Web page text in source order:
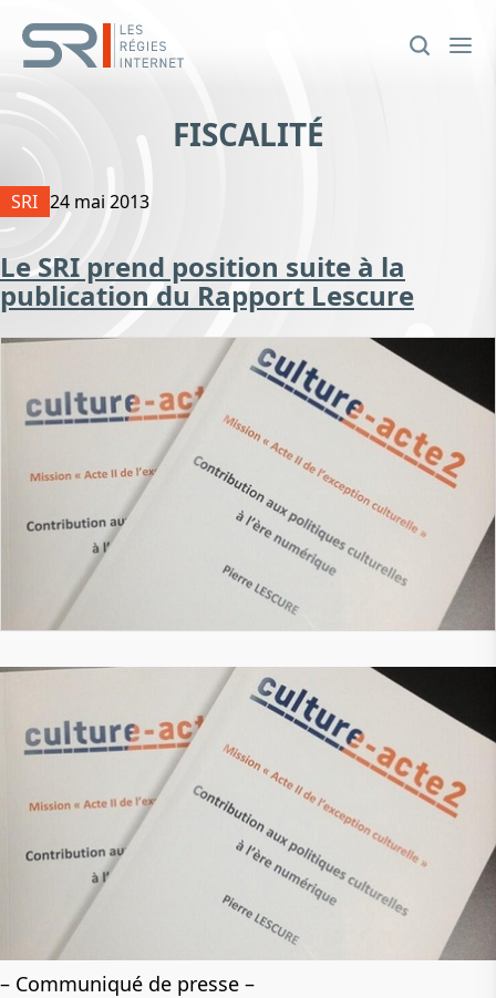
FISCALITÉ
SRI 24 mai 2013
Le SRI prend position suite à la
publication du Rapport Lescure
– Communiqué de presse –